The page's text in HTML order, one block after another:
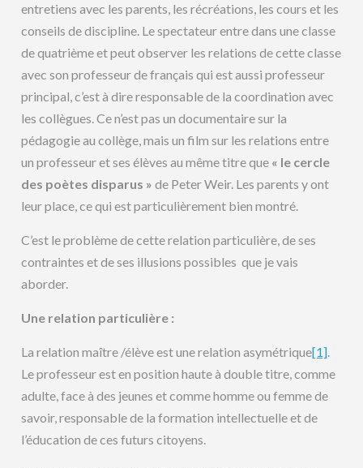
entretiens avec les parents, les récréations, les cours et les
conseils de discipline. Le spectateur entre dans une classe
de quatrième et peut observer les relations de cette classe
avec son professeur de français qui est aussi professeur
principal, c’est à dire responsable de la coordination avec
les collègues. Ce n’est pas un documentaire sur la
pédagogie au collège, mais un film sur les relations entre
un professeur et ses élèves au même titre que « le cercle
des poètes disparus » de Peter Weir. Les parents y ont
leur place, ce qui est particulièrement bien montré.
C’est le problème de cette relation particulière, de ses
contraintes et de ses illusions possibles que je vais
aborder.
Une relation particulière :
La relation maître /élève est une relation asymétrique[1].
Le professeur est en position haute à double titre, comme
adulte, face à des jeunes et comme homme ou femme de
savoir, responsable de la formation intellectuelle et de
l’éducation de ces futurs citoyens.